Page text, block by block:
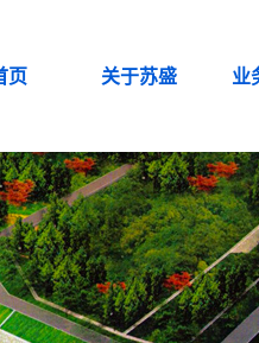
页 关于苏盛 业